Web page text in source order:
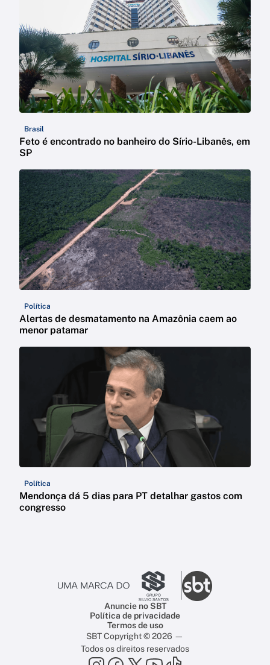
Brasil
Feto é encontrado no banheiro do Sírio-Libanês, em
SP
Política
Alertas de desmatamento na Amazônia caem ao
menor patamar
Política
Mendonça dá 5 dias para PT detalhar gastos com
congresso
Anuncie no SBT
Política de privacidade
Termos de uso
SBT Copyright © 2026 —
Todos os direitos reservados